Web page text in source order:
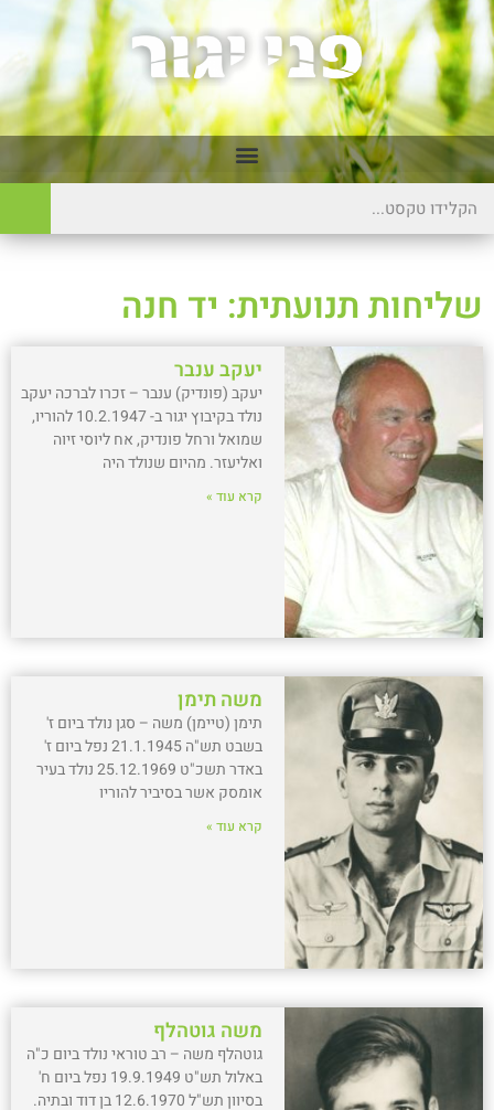
שליחות תנועתית: יד חנה
יעקב ענבר
יעקב (פונדיק) ענבר – זכרו לברכה יעקב
נולד בקיבוץ יגור ב- 10.2.1947 להוריו,
שמואל ורחל פונדיק, אח ליוסי זיוה
ואליעזר. מהיום שנולד היה
קרא עוד »
משה תימן
תימן (טיימן) משה – סגן נולד ביום ז'
בשבט תש"ה 21.1.1945 נפל ביום ז'
באדר תשכ"ט 25.12.1969 נולד בעיר
אומסק אשר בסיביר להוריו
קרא עוד »
משה גוטהלף
גוטהלף משה – רב טוראי נולד ביום כ"ה
באלול תש"ט 19.9.1949 נפל ביום ח'
בסיוון תש"ל 12.6.1970 בן דוד ובתיה.